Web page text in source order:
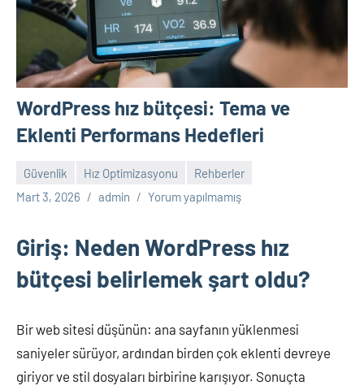
WordPress hız bütçesi: Tema ve
Eklenti Performans Hedefleri
Güvenlik Hız Optimizasyonu
Rehberler
Mart 3, 2026
admin Yorum yapılmamış
Giriş: Neden WordPress hız
bütçesi belirlemek şart oldu?
Bir web sitesi düşünün: ana sayfanın yüklenmesi
saniyeler sürüyor, ardından birden çok eklenti devreye
giriyor ve stil dosyaları birbirine karışıyor. Sonuçta